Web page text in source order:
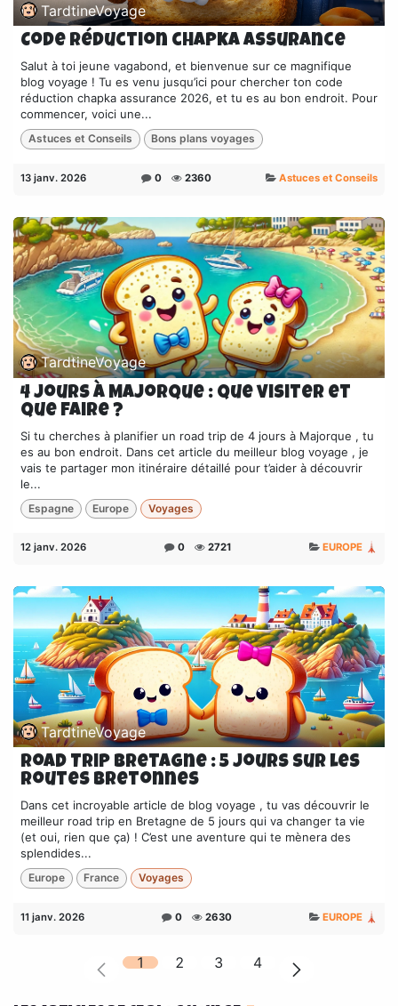
TardtineVoyage
Code réduction chapka assurance
Salut à toi jeune vagabond, et bienvenue sur ce magnifique
blog voyage ! Tu es venu jusqu’ici pour chercher ton code
réduction chapka assurance 2026, et tu es au bon endroit. Pour
commencer, voici une...
Astuces et Conseils Bons plans voyages
13 janv. 2026 0 2360 Astuces et Conseils
TardtineVoyage
4 jours à Majorque : que visiter et
que faire ?
Si tu cherches à planifier un road trip de 4 jours à Majorque , tu
es au bon endroit. Dans cet article du meilleur blog voyage , je
vais te partager mon itinéraire détaillé pour t’aider à découvrir
le...
Espagne Europe Voyages
12 janv. 2026 0 2721 EUROPE 🗼
TardtineVoyage
Road Trip Bretagne : 5 Jours sur les
routes bretonnes
Dans cet incroyable article de blog voyage , tu vas découvrir le
meilleur road trip en Bretagne de 5 jours qui va changer ta vie
(et oui, rien que ça) ! C’est une aventure qui te mènera des
splendides...
Europe France Voyages
11 janv. 2026 0 2630 EUROPE 🗼
1 2 3 4